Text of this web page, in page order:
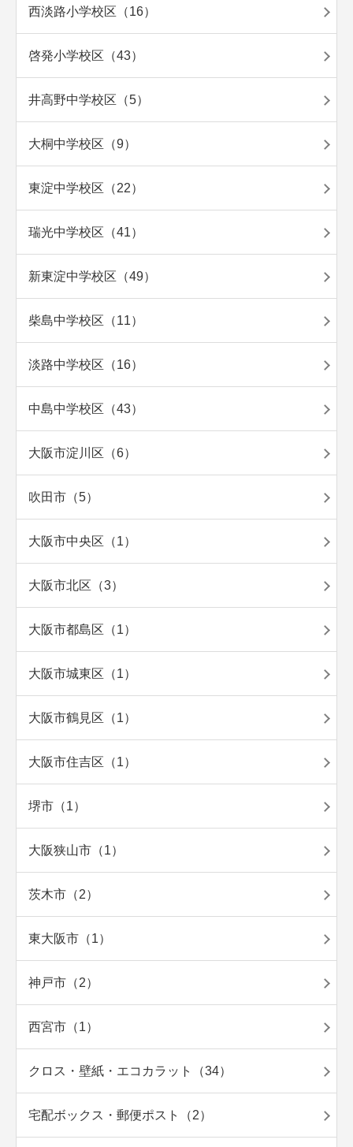
西淡路小学校区（16）
啓発小学校区（43）
井高野中学校区（5）
大桐中学校区（9）
東淀中学校区（22）
瑞光中学校区（41）
新東淀中学校区（49）
柴島中学校区（11）
淡路中学校区（16）
中島中学校区（43）
大阪市淀川区（6）
吹田市（5）
大阪市中央区（1）
大阪市北区（3）
大阪市都島区（1）
大阪市城東区（1）
大阪市鶴見区（1）
大阪市住吉区（1）
堺市（1）
大阪狭山市（1）
茨木市（2）
東大阪市（1）
神戸市（2）
西宮市（1）
クロス・壁紙・エコカラット（34）
宅配ボックス・郵便ポスト（2）